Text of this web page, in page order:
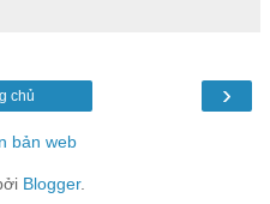
›
chủ
bản web
Blogger.